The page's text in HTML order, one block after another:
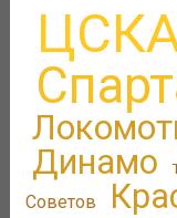
Динамо
Советов